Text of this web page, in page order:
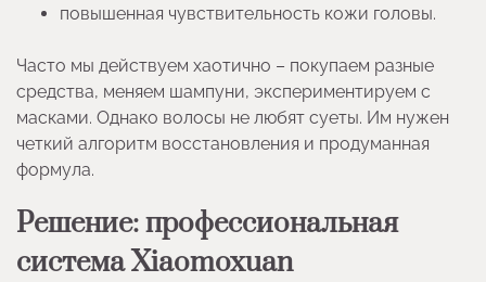
повышенная чувствительность кожи головы.
Часто мы действуем хаотично – покупаем разные
средства, меняем шампуни, экспериментируем с
масками. Однако волосы не любят суеты. Им нужен
четкий алгоритм восстановления и продуманная
формула.
Решение: профессиональная
система Xiaomoxuan